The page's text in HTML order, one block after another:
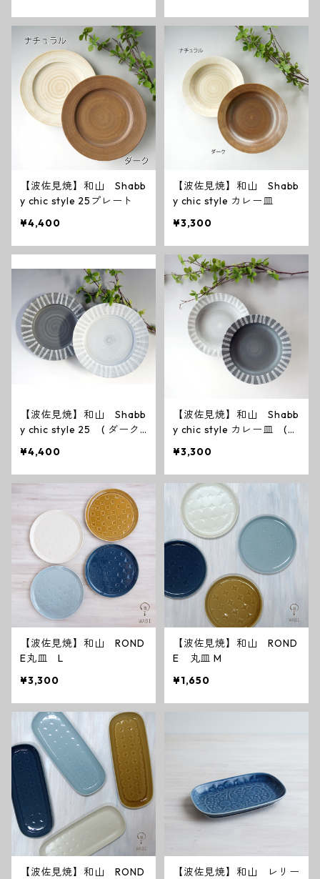
【波佐見焼】和山 Shabb
y chic style 25プレート
¥4,400
【波佐見焼】和山 Shabb
y chic style カレー皿
¥3,300
【波佐見焼】和山 Shabb
y chic style 25 ( ダーク
¥4,400
【波佐見焼】和山 Shabb
y chic style カレー皿 (
レー ）
¥3,300
【波佐見焼】和山 ROND
E丸皿 L
¥3,300
【波佐見焼】和山 ROND
E 丸皿 M
¥1,650
【波佐見焼】和山 ROND
【波佐見焼】和山 レリー